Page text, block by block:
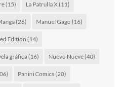
(15) La Patrulla X(11)
(28) Manuel Gago (16)
Edition (14)
gráfica(16) Nuevo Nueve(40)
Panini Comics(20)